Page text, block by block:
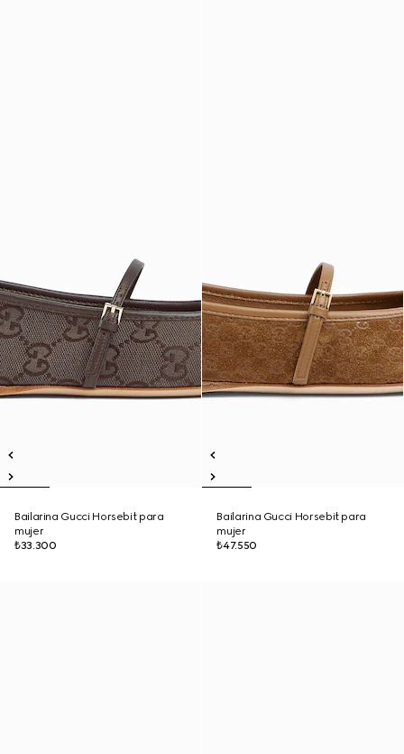
Bailarina Gucci Horsebit para
mujer
₺33.300
Bailarina Gucci Horsebit para
mujer
₺47.550